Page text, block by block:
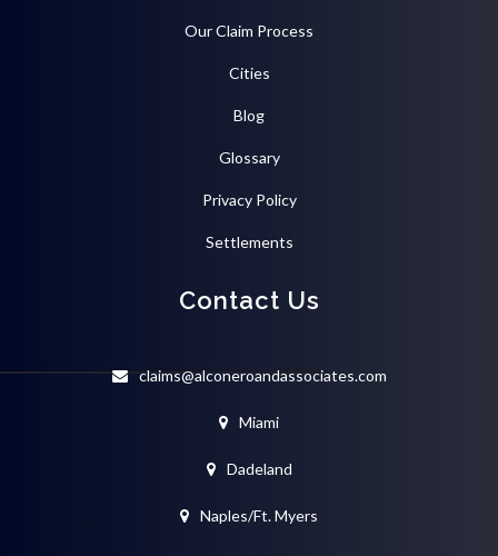
Our Claim Process
Cities
Blog
Glossary
Privacy Policy
Settlements
Contact Us
claims@alconeroandassociates.com
Miami
Dadeland
Naples/Ft. Myers